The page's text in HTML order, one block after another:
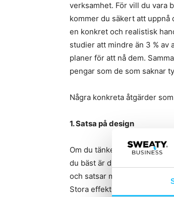
verksamhet. För vill du vara
kommer du säkert att uppnå
en konkret och realistisk
studier att mindre än 3 % av
planer för att nå dem.
pengar som de som saknar
Några konkreta åtgärder
1. Satsa på design
Om du tänker på varumärke
du bäst är du också ”snygg”
och satsar mycket på
Stora effekter får du om du